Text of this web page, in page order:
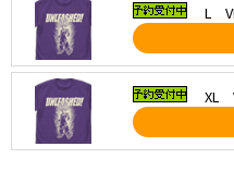
L
XL